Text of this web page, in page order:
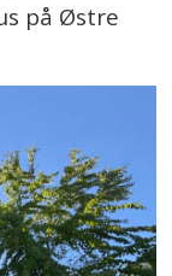
på Østre